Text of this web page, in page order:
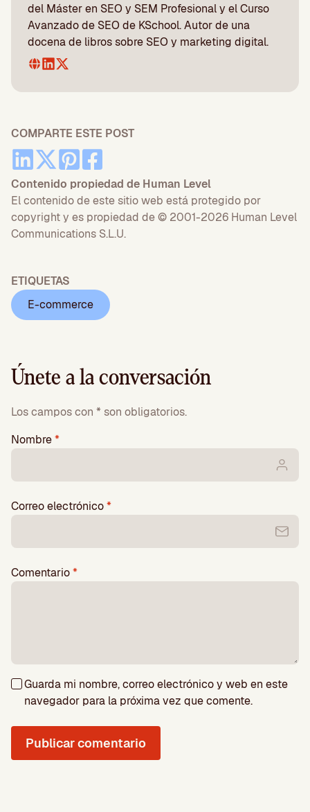
del Máster en SEO y SEM Profesional y el Curso
Avanzado de SEO de KSchool. Autor de una
docena de libros sobre SEO y marketing digital.
COMPARTE ESTE POST
Contenido propiedad de Human Level
El contenido de este sitio web está protegido por
copyright y es propiedad de © 2001-2026 Human Level
Communications S.L.U.
ETIQUETAS
E-commerce
Únete a la conversación
Los campos con * son obligatorios.
Nombre*
Correo electrónico*
Comentario*
Guarda mi nombre, correo electrónico y web en este
navegador para la próxima vez que comente.